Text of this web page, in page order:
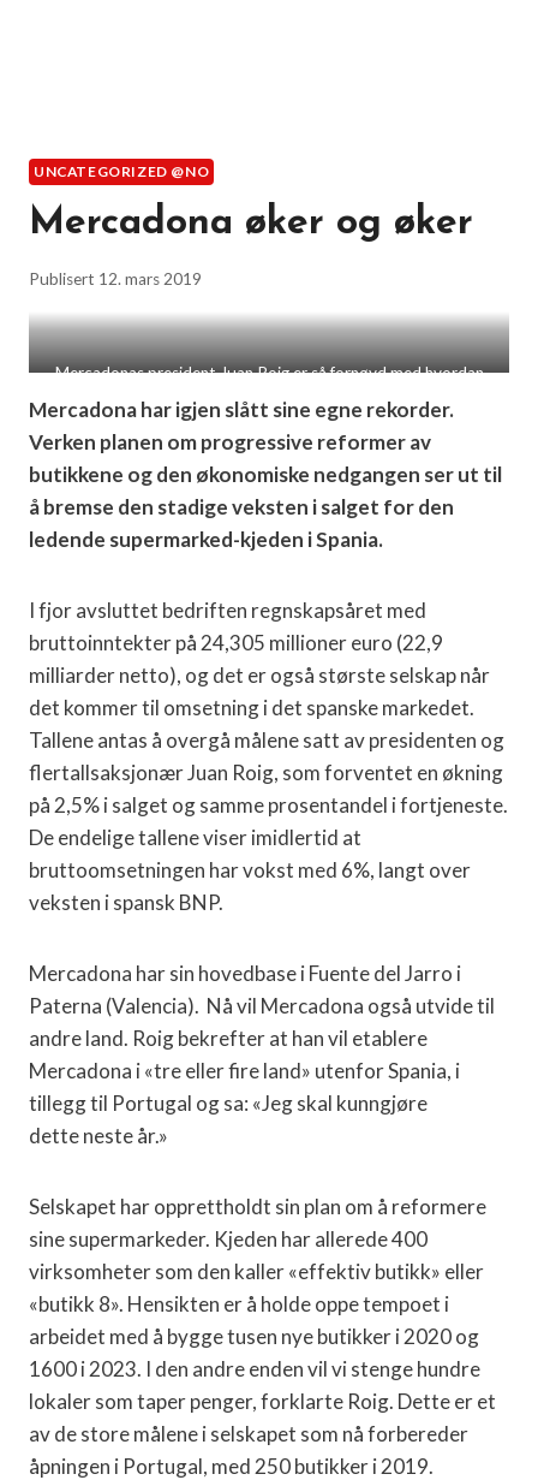
UNCATEGORIZED @NO
Mercadona øker og øker
Publisert 12. mars 2019
Mercadonas president Juan Roig er så fornøyd med hvordan
kjeden gjør det i hjemlandet at han nå vil ekspandere og
etablere kjeden også utenfor Spanias grenser.
Mercadona har igjen slått sine egne rekorder.
Verken planen om progressive reformer av
butikkene og den økonomiske nedgangen ser ut til
å bremse den stadige veksten i salget for den
ledende supermarked-kjeden i Spania.
I fjor avsluttet bedriften regnskapsåret med
bruttoinntekter på 24,305 millioner euro (22,9
milliarder netto), og det er også største selskap når
det kommer til omsetning i det spanske markedet.
Tallene antas å overgå målene satt av presidenten og
flertallsaksjonær Juan Roig, som forventet en økning
på 2,5% i salget og samme prosentandel i fortjeneste.
De endelige tallene viser imidlertid at
bruttoomsetningen har vokst med 6%, langt over
veksten i spansk BNP.
Mercadona har sin hovedbase i Fuente del Jarro i
Paterna (Valencia). Nå vil Mercadona også utvide til
andre land. Roig bekrefter at han vil etablere
Mercadona i «tre eller fire land» utenfor Spania, i
tillegg til Portugal og sa: «Jeg skal kunngjøre
dette neste år.»
Selskapet har opprettholdt sin plan om å reformere
sine supermarkeder. Kjeden har allerede 400
virksomheter som den kaller «effektiv butikk» eller
«butikk 8». Hensikten er å holde oppe tempoet i
arbeidet med å bygge tusen nye butikker i 2020 og
1600 i 2023. I den andre enden vil vi stenge hundre
lokaler som taper penger, forklarte Roig. Dette er et
av de store målene i selskapet som nå forbereder
åpningen i Portugal, med 250 butikker i 2019.